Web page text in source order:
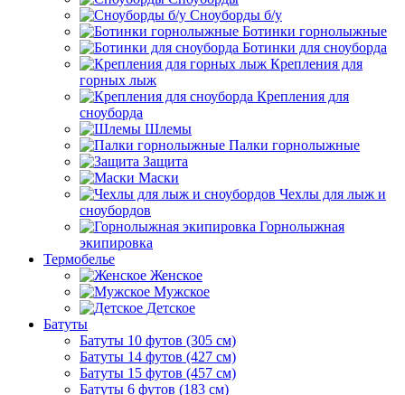
Сноуборды б/у
Ботинки горнолыжные
Ботинки для сноуборда
Крепления для
горных лыж
Крепления для
сноуборда
Шлемы
Палки горнолыжные
Защита
Маски
Чехлы для лыж и
сноубордов
Горнолыжная
экипировка
Термобелье
Женское
Мужское
Детское
Батуты
Батуты 10 футов (305 см)
Батуты 14 футов (427 см)
Батуты 15 футов (457 см)
Батуты 6 футов (183 см)